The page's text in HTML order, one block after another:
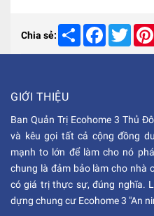
Chia sẻ: Share Facebook
GIỚI THIỆU
Ban Quản Trị Ecohome 3 Thủ
và kêu gọi tất cả cộng đồng
mạnh to lớn để làm cho nó
chung là đảm bảo làm cho nhà
có giá trị thực sự, đúng nghĩa.
dựng chung cư Ecohome 3 "An